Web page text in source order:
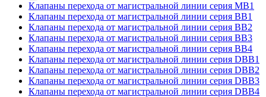
Клапаны перехода от магистральной линии серия MB1
Клапаны перехода от магистральной линии серия BB1
Клапаны перехода от магистральной линии серия BB2
Клапаны перехода от магистральной линии серия BB3
Клапаны перехода от магистральной линии серия BB4
Клапаны перехода от магистральной линии серия DBB1
Клапаны перехода от магистральной линии серия DBB2
Клапаны перехода от магистральной линии серия DBB3
Клапаны перехода от магистральной линии серия DBB4